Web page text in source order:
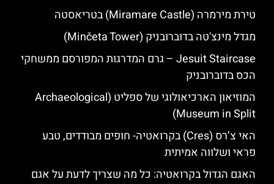
טירת מירמרה (Miramare Castle) בטריאסטה
מגדל מינצ'טה בדוברובניק (Minčeta Tower)
Jesuit Staircase – גרם המדרגות המפורסם ממשחקי
הכס בדוברובניק
המוזיאון הארכיאולוגי של ספליט (Archaeological
Museum in Split)
האי צ’רס (Cres) בקרואטיה- חופים מבודדים, טבע
פראי ושלווה אמיתית
האגם הגדול בקרואטיה: כל מה שצריך לדעת על אגם